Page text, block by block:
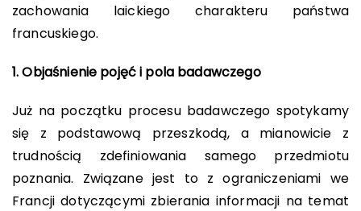
zachowania laickiego charakteru państwa
francuskiego.
1. Objaśnienie pojęć i pola badawczego
Już na początku procesu badawczego spotykamy
się z podstawową przeszkodą, a mianowicie z
trudnością zdefiniowania samego przedmiotu
poznania. Związane jest to z ograniczeniami we
Francji dotyczącymi zbierania informacji na temat